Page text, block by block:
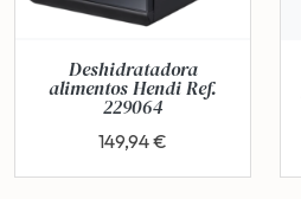
Deshidratadora
alimentos Hendi Ref.
229064
149,94 €